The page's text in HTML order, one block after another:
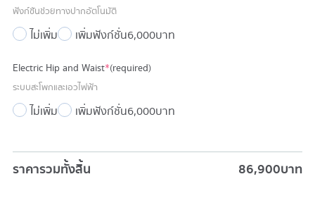
ฟังก์ชันช่วยทางปากอัตโนมัติ
ไม่เพิ่ม เพิ่มฟังก์ชั่น6,000 บาท
Electric Hip and Waist*(required)
ระบบสะโพกและเอวไฟฟ้า
ไม่เพิ่ม เพิ่มฟังก์ชั่น6,000 บาท
ราคารวมทั้งสิ้น 86,900บาท